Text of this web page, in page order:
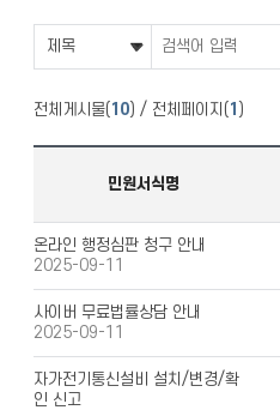
전체게시물( 10) / 전체페이지( 1 )
민원서식명
온라인 행정심판 청구 안내
2025-09-11
사이버 무료법률상담 안내
2025-09-11
자가전기통신설비 설치/변경/확
인 신고